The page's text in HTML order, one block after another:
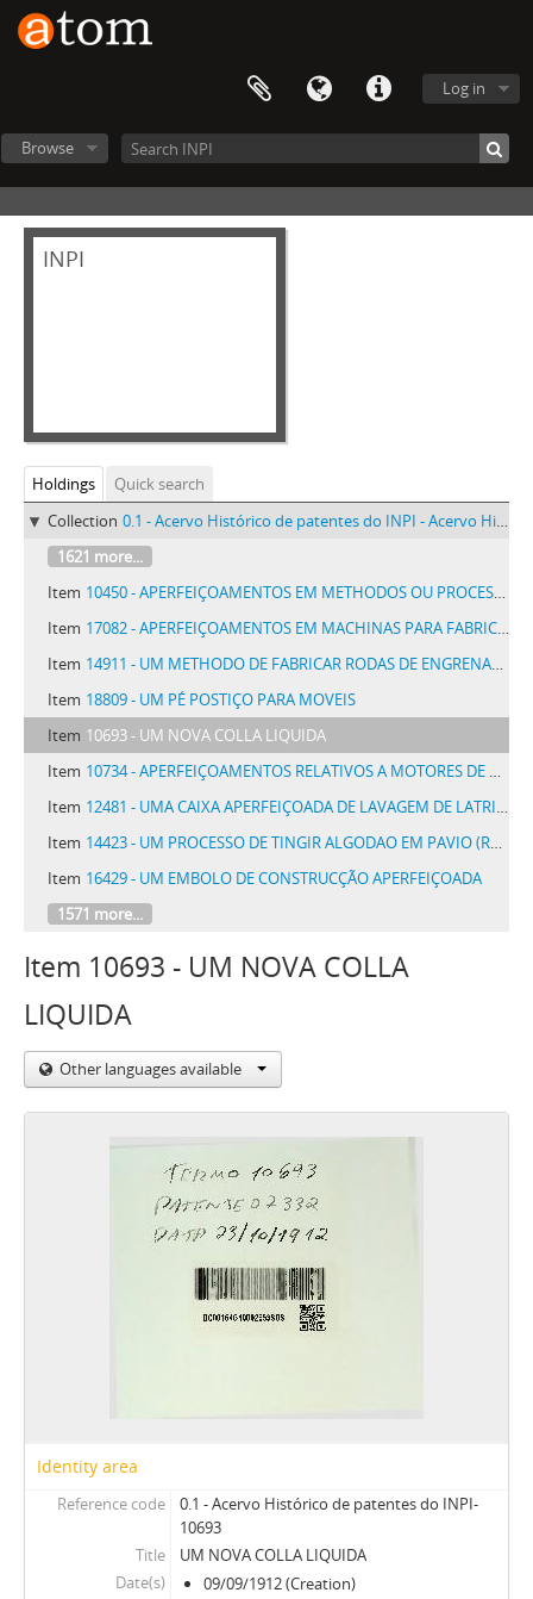
Log in
Browse
INPI
Holdings
Quick search
Collection 0.1 - Acervo Histórico de patentes do INPI - Acervo Histórico de patentes do INPI
1621 more...
Item 10450 - APERFEIÇOAMENTOS EM METHODOS OU PROCESSOS DE PURIFICAÇÃO DE HYDROCARBURETOS LIQUIDOS
Item 17082 - APERFEIÇOAMENTOS EM MACHINAS PARA FABRICAR CANOS, CONDUCTOS E SEMELHANTES
Item 14911 - UM METHODO DE FABRICAR RODAS DE ENGRENAGEM HELICOIDAES ELASTICAS
Item 18809 - UM PÉ POSTIÇO PARA MOVEIS
Item 10693 - UM NOVA COLLA LIQUIDA
Item 10734 - APERFEIÇOAMENTOS RELATIVOS A MOTORES DE COMBUSTAO INTERNA
Item 12481 - UMA CAIXA APERFEIÇOADA DE LAVAGEM DE LATRINA DENOMINADA BRILLA
Item 14423 - UM PROCESSO DE TINGIR ALGODAO EM PAVIO (ROVING) NOS APPARELHOS MECANICOS DE TINGIR BOBINAS CRUSADAS OU ESPULAS
Item 16429 - UM EMBOLO DE CONSTRUCÇÃO APERFEIÇOADA
1571 more...
Item 10693 - UM NOVA COLLA
LIQUIDA
Other languages available
Identity area
Reference code
0.1 - Acervo Histórico de patentes do INPI-
10693
Title
UM NOVA COLLA LIQUIDA
Date(s)
09/09/1912 (Creation)